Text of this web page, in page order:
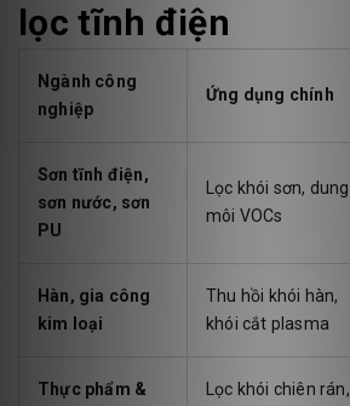
lọc tĩnh điện
Ngành công
nghiệp
Ứng dụng chính
Sơn tĩnh điện,
sơn nước, sơn
PU
Lọc khói sơn, dung
môi VOCs
Hàn, gia công
kim loại
Thu hồi khói hàn,
khói cắt plasma
Thực phẩm &
Lọc khói chiên rán,